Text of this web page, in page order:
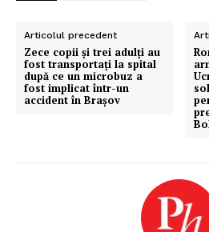
Articolul precedent
Zece copii și trei adulți au
fost transportați la spital
după ce un microbuz a
fost implicat într-un
accident în Brașov